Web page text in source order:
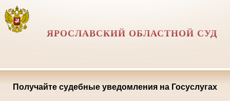
ЯРОСЛАВСКИЙ ОБЛАСТНОЙ СУД
Получайте судебные уведомления на Госуслугах